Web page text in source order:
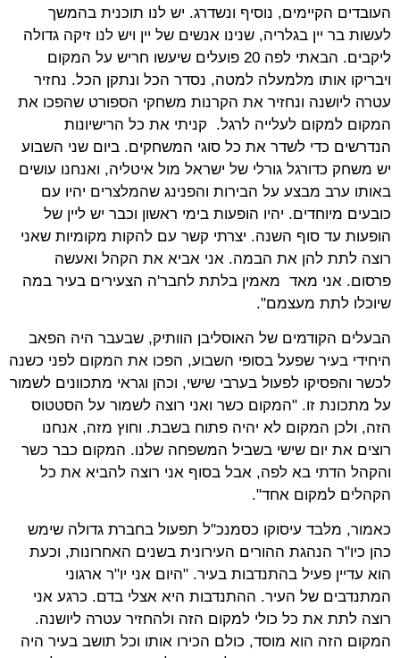
העובדים הקיימים, נוסיף ונשדרג. יש לנו תוכנית בהמשך
לעשות בר יין בגלריה, שנינו אנשים של יין ויש לנו זיקה גדולה
ליקבים. הבאתי לפה 20 פועלים שיעשו חריש על המקום
ויבריקו אותו מלמעלה למטה, נסדר הכל ונתקן הכל. נחזיר
עטרה ליושנה ונחזיר את הקרנות משחקי הספורט שהפכו את
המקום למקום לעלייה לרגל. קניתי את כל הרישיונות
הנדרשים כדי לשדר את כל סוגי המשחקים. ביום שני השבוע
יש משחק כדורגל גורלי של ישראל מול איטליה, ואנחנו עושים
באותו ערב מבצע על הבירות והפנינג שהמלצרים יהיו עם
כובעים מיוחדים. יהיו הופעות בימי ראשון וכבר יש ליין של
הופעות עד סוף השנה. יצרתי קשר עם להקות מקומיות שאני
רוצה לתת להן את הבמה. אני אביא את הקהל ואעשה
פרסום. אני מאד מאמין בלתת לחבר'ה הצעירים בעיר במה
שיוכלו לתת מעצמם".
הבעלים הקודמים של האוסליבן הוותיק, שבעבר היה הפאב
היחידי בעיר שפעל בסופי השבוע, הפכו את המקום לפני כשנה
לכשר והפסיקו לפעול בערבי שישי, וכהן וגראי מתכוונים לשמור
על מתכונת זו. "המקום כשר ואני רוצה לשמור על הסטטוס
הזה, ולכן המקום לא יהיה פתוח בשבת. וחוץ מזה, אנחנו
רוצים את יום שישי בשביל המשפחה שלנו. המקום כבר כשר
והקהל הדתי בא לפה, אבל בסוף אני רוצה להביא את כל
הקהלים למקום אחד".
כאמור, מלבד עיסוקו כסמנכ"ל תפעול בחברת גדולה שימש
כהן כיו"ר הנהגת ההורים העירונית בשנים האחרונות, וכעת
הוא עדיין פעיל בהתנדבות בעיר. "היום אני יו"ר ארגוני
המתנדבים של העיר. ההתנדבות היא אצלי בדם. כרגע אני
רוצה לתת את כל כולי למקום הזה ולהחזיר עטרה ליושנה.
המקום הזה הוא מוסד, כולם הכירו אותו וכל תושב בעיר היה